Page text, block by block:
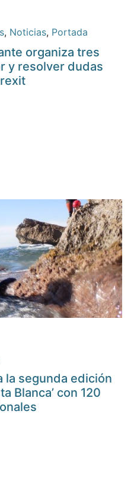
, Noticias, Portada
organiza tres
y resolver dudas
la segunda edición
Blanca’ con 120